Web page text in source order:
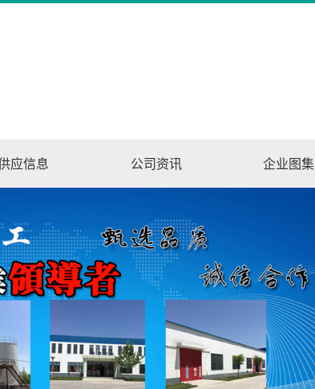
应信息 公司资讯 企业图集